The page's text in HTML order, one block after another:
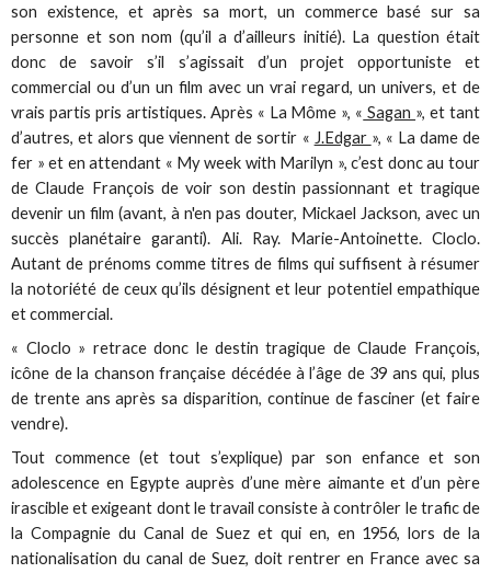
son existence, et après sa mort, un commerce basé sur sa
personne et son nom (qu’il a d’ailleurs initié). La question était
donc de savoir s’il s’agissait d’un projet opportuniste et
commercial ou d’un un film avec un vrai regard, un univers, et de
vrais partis pris artistiques. Après « La Môme », « Sagan », et tant
d’autres, et alors que viennent de sortir « J.Edgar », « La dame de
fer » et en attendant « My week with Marilyn », c’est donc au tour
de Claude François de voir son destin passionnant et tragique
devenir un film (avant, à n'en pas douter, Mickael Jackson, avec un
succès planétaire garanti). Ali. Ray. Marie-Antoinette. Cloclo.
Autant de prénoms comme titres de films qui suffisent à résumer
la notoriété de ceux qu’ils désignent et leur potentiel empathique
et commercial.
« Cloclo » retrace donc le destin tragique de Claude François,
icône de la chanson française décédée à l’âge de 39 ans qui, plus
de trente ans après sa disparition, continue de fasciner (et faire
vendre).
Tout commence (et tout s’explique) par son enfance et son
adolescence en Egypte auprès d’une mère aimante et d’un père
irascible et exigeant dont le travail consiste à contrôler le trafic de
la Compagnie du Canal de Suez et qui en, en 1956, lors de la
nationalisation du canal de Suez, doit rentrer en France avec sa